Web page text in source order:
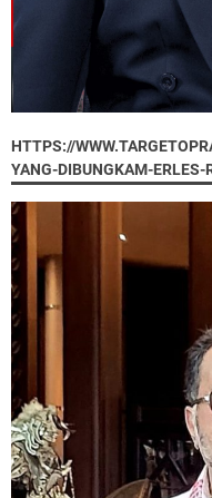
HTTPS://
YANG-DIBUNGKAM-